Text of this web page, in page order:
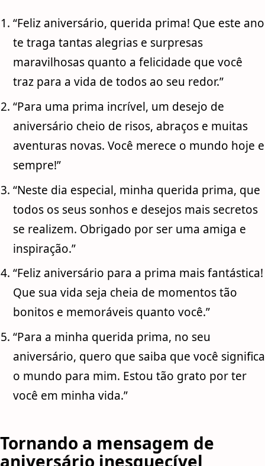
“Feliz aniversário, querida prima! Que este ano
te traga tantas alegrias e surpresas
maravilhosas quanto a felicidade que você
traz para a vida de todos ao seu redor.”
“Para uma prima incrível, um desejo de
aniversário cheio de risos, abraços e muitas
aventuras novas. Você merece o mundo hoje e
sempre!”
“Neste dia especial, minha querida prima, que
todos os seus sonhos e desejos mais secretos
se realizem. Obrigado por ser uma amiga e
inspiração.”
“Feliz aniversário para a prima mais fantástica!
Que sua vida seja cheia de momentos tão
bonitos e memoráveis quanto você.”
“Para a minha querida prima, no seu
aniversário, quero que saiba que você significa
o mundo para mim. Estou tão grato por ter
você em minha vida.”
Tornando a mensagem de
aniversário inesquecível